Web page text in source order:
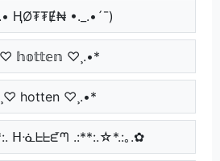
ⱧØ₮₮Ɇ₦ •._.•´¯)
𝕙𝕠𝕥𝕥𝕖𝕟 ♡¸.•*
hotten ♡¸.•*
ᕼᓍᖶᖶᘿᘉ .:**:.☆*.:｡.✿